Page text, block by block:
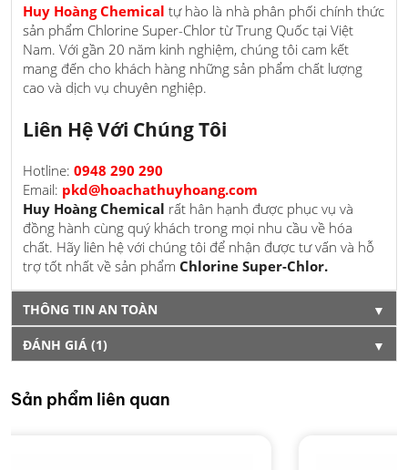
Huy Hoàng Chemical tự hào là nhà phân phối chính thức
sản phẩm Chlorine Super-Chlor từ Trung Quốc tại Việt
Nam. Với gần 20 năm kinh nghiệm, chúng tôi cam kết
mang đến cho khách hàng những sản phẩm chất lượng
cao và dịch vụ chuyên nghiệp.
Liên Hệ Với Chúng Tôi
Hotline: 0948 290 290
Email: pkd@hoachathuyhoang.com
Huy Hoàng Chemical rất hân hạnh được phục vụ và
đồng hành cùng quý khách trong mọi nhu cầu về hóa
chất. Hãy liên hệ với chúng tôi để nhận được tư vấn và hỗ
trợ tốt nhất về sản phẩm Chlorine Super-Chlor.
THÔNG TIN AN TOÀN ▼
ĐÁNH GIÁ (1) ▼
Sản phẩm liên quan